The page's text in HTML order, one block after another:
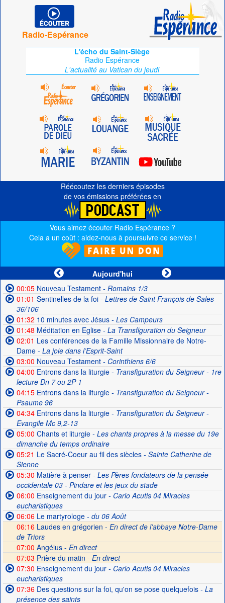
Radio-Espérance
L'écho du Saint-Siège
Radio Espérance
L'actualité au Vatican du jeudi
Réécoutez les derniers épisodes
de vos émissions préférées en
Vous aimez écouter Radio Espérance ?
Cela a un coût : aidez-nous à poursuivre ce service !
Aujourd'hui
00:05Nouveau Testament- Romains 1/3
01:01 Sentinelles de la foi- Lettres de Saint François de Sales
36/106
01:32 10 minutes avec Jésus- Les Campeurs
01:48 Méditation en Eglise- La Transfiguration du Seigneur
02:01 Les conférences de la Famille Missionnaire de Notre-
Dame- La joie dans l’Esprit-Saint
03:00 Nouveau Testament- Corinthiens 6/6
04:00 Entrons dans la liturgie- Transfiguration du Seigneur - 1re
lecture Dn 7 ou 2P 1
04:15Entrons dans la liturgie- Transfiguration du Seigneur -
Psaume 96
04:34Entrons dans la liturgie- Transfiguration du Seigneur -
Evangile Mc 9,2-13
05:00 Chants et liturgie- Les chants propres à la messe du 19e
dimanche du temps ordinaire
05:21 Le Sacré-Coeur au fil des siècles- Sainte Catherine de
Sienne
05:30 Matière à penser- Les Pères fondateurs de la pensée
occidentale 03 - Pindare et les jeux du stade
06:00 Enseignement du jour- Carlo Acutis 04 Miracles
eucharistiques
06:06Le martyrologe- du 06 Août
06:16 Laudes en grégorien - En direct de l'abbaye Notre-Dame
de Triors
07:00 Angélus - En direct
07:03 Prière du matin - En direct
07:30 Enseignement du jour- Carlo Acutis 04 Miracles
eucharistiques
07:36Des questions sur la foi, qu'on se pose quelquefois- La
présence des saints